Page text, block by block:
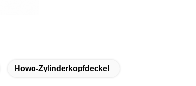
Howo-Zylinderkopfdeckel